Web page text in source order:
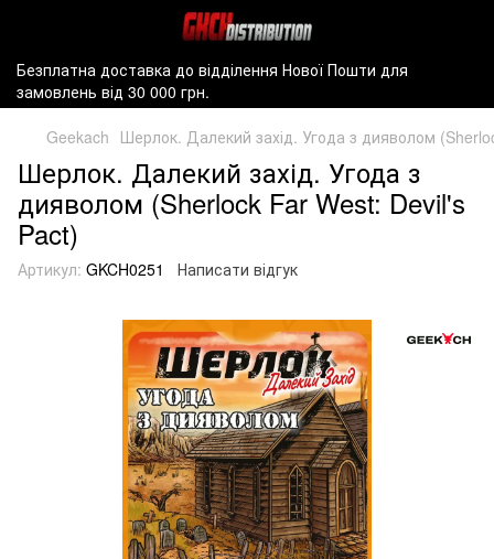
Безплатна доставка до відділення Нової Пошти для
замовлень від 30 000 грн.
Geekach Шерлок. Далекий захід. Угода з дияволом
Шерлок. Далекий захід. Угода з
дияволом (Sherlock Far West: Devil's
Pact)
Артикул: GKCH0251 Написати відгук